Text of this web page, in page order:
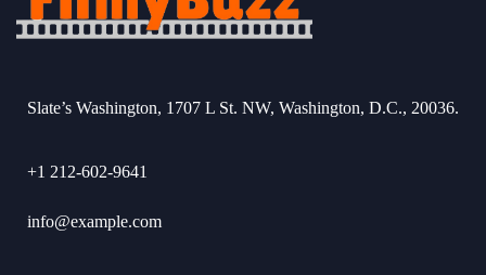
Slate’s Washington, 1707 L St. NW, Washington, D.C., 20036.
+1 212-602-9641
info@example.com